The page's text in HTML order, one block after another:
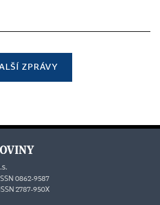
ZPRÁVY
0862-9587
2787-950X